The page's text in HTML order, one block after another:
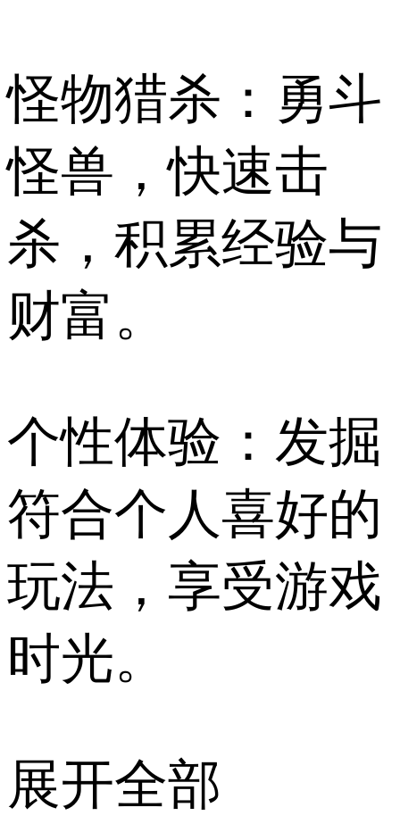
怪物猎杀：勇斗
怪兽，快速击
杀，积累经验与
财富。
个性体验：发掘
符合个人喜好的
玩法，享受游戏
时光。
展开全部